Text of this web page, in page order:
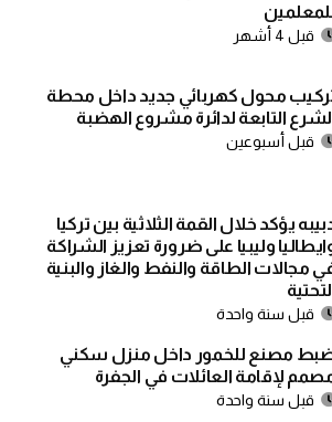
قبل 4 أشهر
محول كهربائي جديد داخل محطة
التابعة لدائرة مشروع الهضبة
قبل أسبوعين
يؤكد خلال القمة الثلاثية بين تركيا
وليبيا على ضرورة تعزيز الشراكة
مجالات الطاقة والنفط والغاز والبنية
قبل سنة واحدة
مصنع للخمور داخل منزل سكني
لإقامة العائلات في الجفرة
قبل سنة واحدة